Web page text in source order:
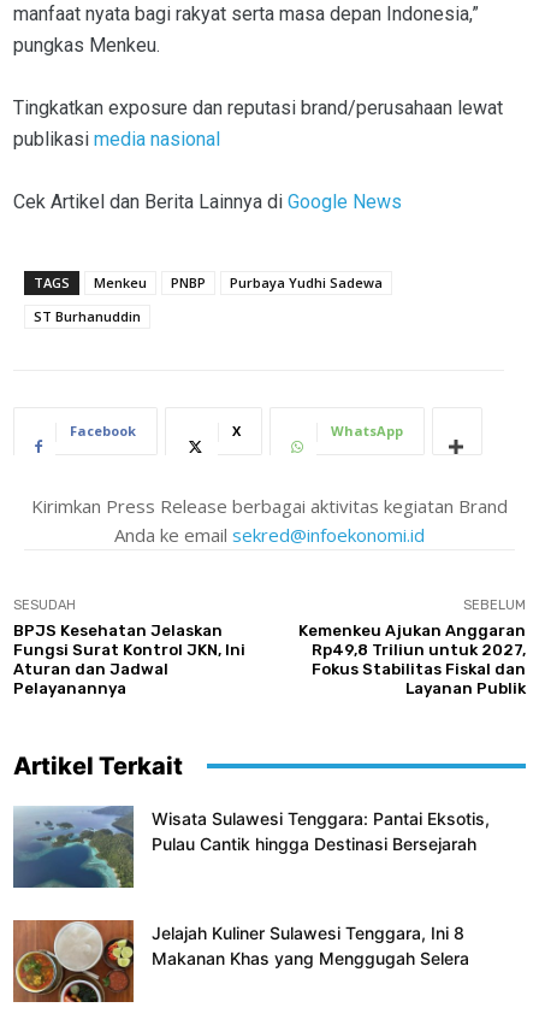
manfaat nyata bagi rakyat serta masa depan Indonesia,”
pungkas Menkeu.
Tingkatkan exposure dan reputasi brand/perusahaan lewat
publikasi media nasional
Cek Artikel dan Berita Lainnya di Google News
TAGS Menkeu PNBP
Purbaya Yudhi Sadewa
ST Burhanuddin
Facebook X WhatsApp
Kirimkan Press Release berbagai aktivitas kegiatan Brand
Anda ke email sekred@infoekonomi.id
SESUDAH
BPJS Kesehatan Jelaskan
Fungsi Surat Kontrol JKN, Ini
Aturan dan Jadwal
Pelayanannya
SEBELUM
Kemenkeu Ajukan Anggaran
Rp49,8 Triliun untuk 2027,
Fokus Stabilitas Fiskal dan
Layanan Publik
Artikel Terkait
Wisata Sulawesi Tenggara: Pantai Eksotis,
Pulau Cantik hingga Destinasi Bersejarah
Jelajah Kuliner Sulawesi Tenggara, Ini 8
Makanan Khas yang Menggugah Selera